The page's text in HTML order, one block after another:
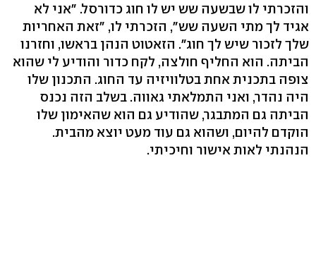
והזכרתי לו שבשעה שש יש לו חוג כדורסל. "אני לא
אגיד לך מתי השעה שש", הזכרתי לו, "זאת האחריות
שלך לזכור שיש לך חוג". הזאטוט הנהן בראשו, וחזרנו
הביתה. הוא החליף חולצה, לקח כדור והודיע לי שהוא
צופה בתכנית אחת בטלוויזיה עד החוג. התכנון שלו
היה נהדר, ואני התמלאתי גאווה. בשלב הזה נכנס
הביתה גם המתבגר, שהודיע גם הוא שהאימון שלו
הוקדם להיום, ושהוא גם עוד מעט יוצא מהבית.
הנהנתי לאות אישור וחיכיתי.